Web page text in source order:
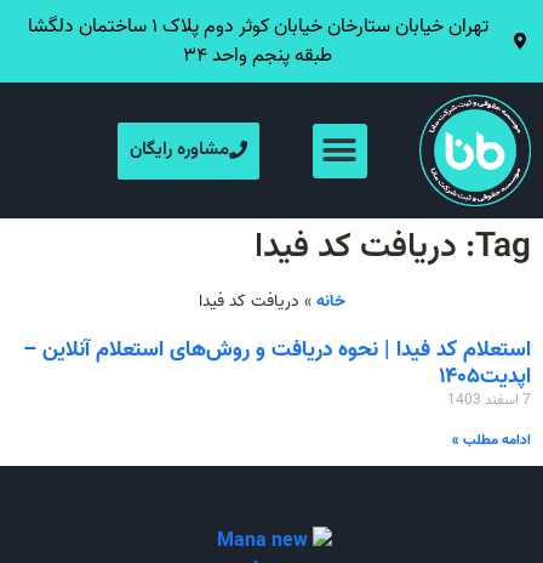
تهران خیابان ستارخان خیابان کوثر دوم پلاک ۱ ساختمان دلگشا
طبقه پنجم واحد ۳۴
مشاوره رایگان
Tag: دریافت کد فیدا
خانه» دریافت کد فیدا
استعلام کد فیدا | نحوه دریافت و روش‌های استعلام آنلاین –
اپدیت۱۴۰۵
7 اسفند 1403
ادامه مطلب »